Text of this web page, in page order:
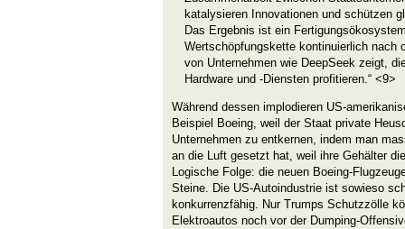
katalysieren Innovationen und schützen
Das Ergebnis ist ein
Wertschöpfungskette kontinuierlich nach
von Unternehmen wie DeepSeek zeigt,
Hardware und -Diensten profitieren.“ <9>
Während dessen implodieren US-
Beispiel Boeing, weil der Staat private
Unternehmen zu entkernen, indem man
an die Luft gesetzt hat, weil ihre Gehälter
Logische Folge: die neuen Boeing-
Steine. Die US-Autoindustrie ist sowieso
konkurrenzfähig. Nur Trumps Schutzzölle
Elektroautos noch vor der Dumping-